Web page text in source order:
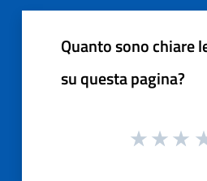
Quanto sono chiare
su questa pagina?